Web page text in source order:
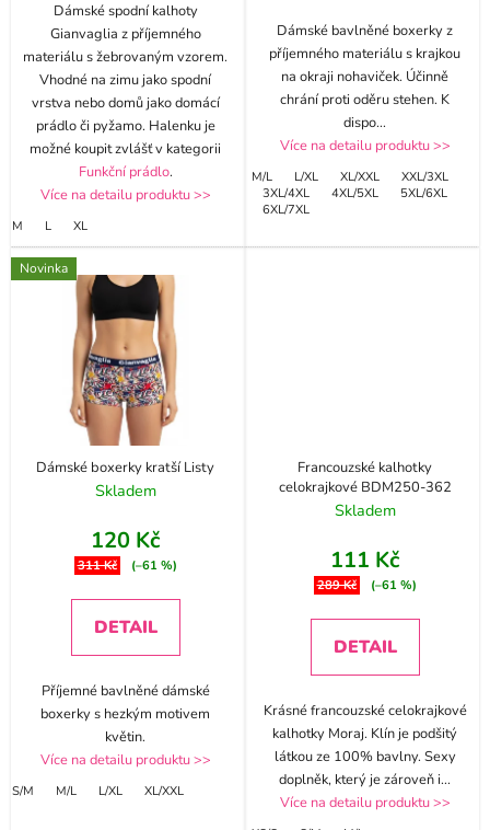
Dámské spodní kalhoty
Gianvaglia z příjemného
materiálu s žebrovaným vzorem.
Vhodné na zimu jako spodní
vrstva nebo domů jako domácí
prádlo či pyžamo. Halenku je
možné koupit zvlášť v kategorii
Funkční prádlo.
Více na detailu produktu >>
M L XL
Dámské bavlněné boxerky z
příjemného materiálu s krajkou
na okraji nohaviček. Účinně
chrání proti oděru stehen. K
dispo...
Více na detailu produktu >>
M/L L/XL XL/XXL
XXL/3XL
3XL/4XL
4XL/5XL
5XL/6XL
6XL/7XL
Novinka
Dámské boxerky kratší Listy
Skladem
120 Kč
311 Kč (–61 %)
DETAIL
Příjemné bavlněné dámské
boxerky s hezkým motivem
květin.
Více na detailu produktu >>
S/M M/L L/XL XL/XXL
Francouzské kalhotky
celokrajkové BDM250-362
Skladem
111 Kč
289 Kč (–61 %)
DETAIL
Krásné francouzské celokrajkové
kalhotky Moraj. Klín je podšitý
látkou ze 100% bavlny. Sexy
doplněk, který je zároveň i...
Více na detailu produktu >>